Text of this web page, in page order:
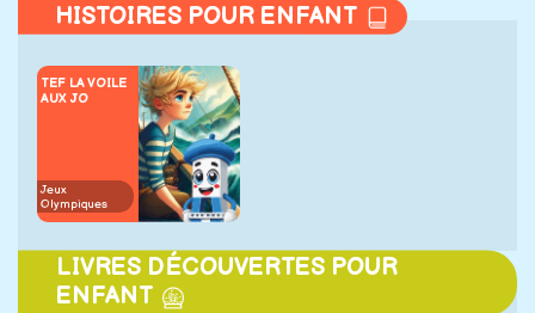
HISTOIRES POUR ENFANT
TEF LA VOILE
AUX JO
Jeux
Olympiques
LIVRES DÉCOUVERTES POUR
ENFANT